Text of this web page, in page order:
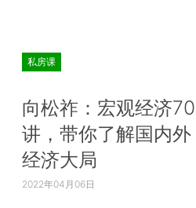
私房课
向松祚：宏观经济70
讲，带你了解国内外
经济大局
2022年04月06日